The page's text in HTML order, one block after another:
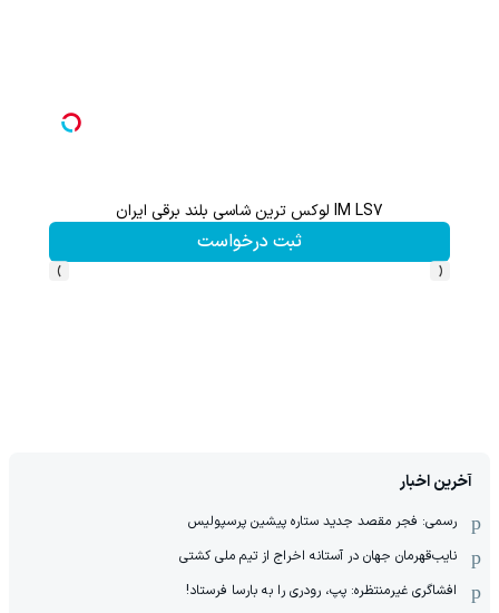
IM LS7 لوکس ترین شاسی بلند برقی ایران
ثبت درخواست
‹
›
آخرین اخبار
رسمی: فجر مقصد جدید ستاره پیشین پرسپولیس
نایب‌قهرمان جهان در آستانه اخراج از تیم ملی کشتی
افشاگری غیرمنتظره: پپ، رودری را به بارسا فرستاد!